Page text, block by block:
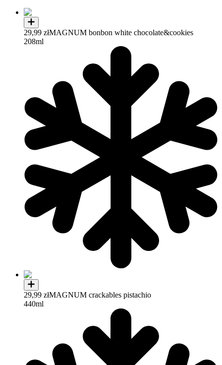
29,99 złMAGNUM bonbon white chocolate&cookies
208ml
29,99 złMAGNUM crackables pistachio
440ml